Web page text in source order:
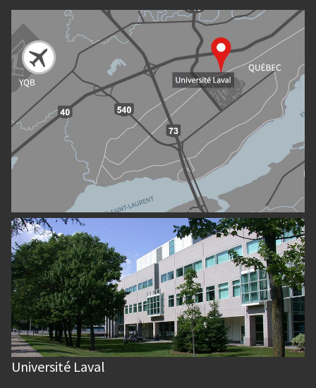
Université Laval